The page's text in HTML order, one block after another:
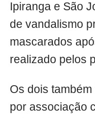
Ipiranga e São
de vandalismo
mascarados
realizado pelos
Os dois
por associação